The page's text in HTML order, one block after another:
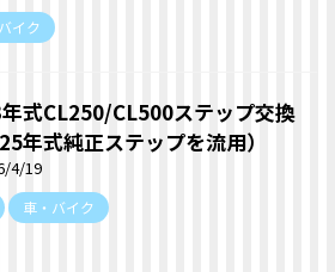
イク
式CL250/CL500ステップ交換
年式純正ステップを流用）
4/19
車・バイク